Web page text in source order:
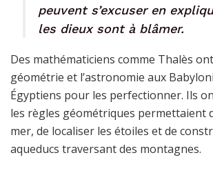
peuvent s’excuser en
les dieux sont à blâmer.
Des mathématiciens comme Thalès
géométrie et l’astronomie aux
Égyptiens pour les perfectionner. Ils
les règles géométriques permettaient
mer, de localiser les étoiles et de
aqueducs traversant des montagnes.